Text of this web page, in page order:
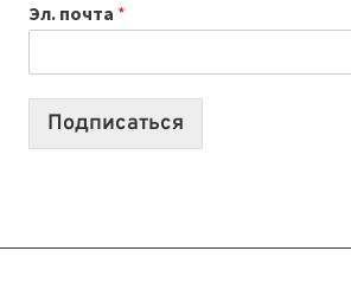
СОЗДАВАТЬ
ПРОДУКТЫ
Эл. почта *
Подписаться